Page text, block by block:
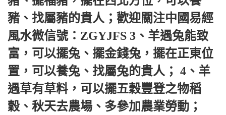
豬、找屬豬的貴人；歡迎關注中國易經
風水微信號：ZGYJFS 3、羊遇兔能致
富，可以擺兔、擺金錢兔，擺在正東位
置，可以養兔、找屬兔的貴人； 4、羊
遇草有草料，可以擺五穀豐登之物稻
穀、秋天去農場、多參加農業勞動；